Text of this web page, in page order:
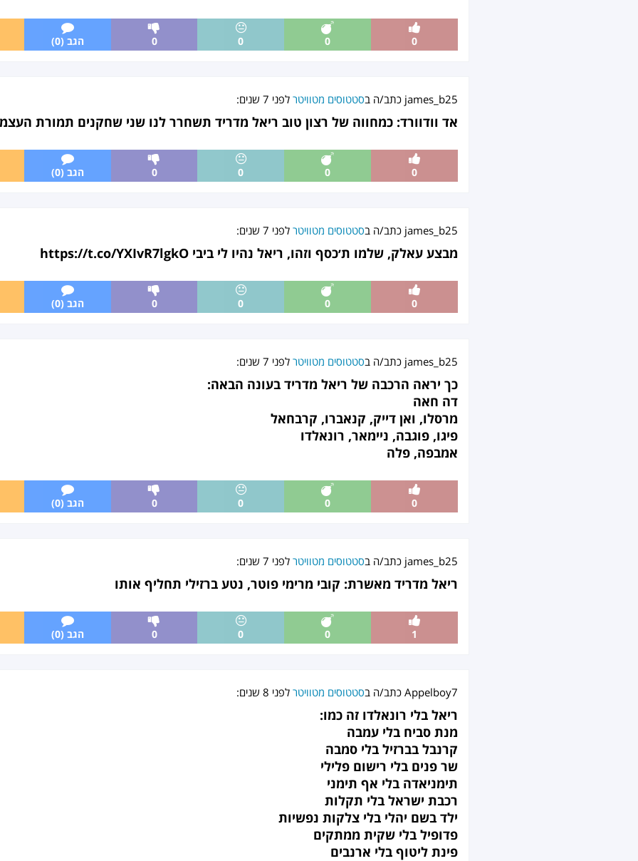
0
0
0
0 הגב (0)
james_b25 כתב/ה בסטטוסים מטוויטר לפני 7 שנים :
אד וודוורד: כמחווה של רצון טוב ריאל מדריד תשחרר לנו שני שחקנים תמורת
0
0
0
0 הגב (0)
james_b25 כתב/ה בסטטוסים מטוויטר לפני 7 שנים :
מבצע עאלק, שלמו ת׳כסף וזהו, ריאל נהיו לי ביבי https://t.co/YXIvR7lgkO
0
0
0
0 הגב (0)
james_b25 כתב/ה בסטטוסים מטוויטר לפני 7 שנים :
כך יראה הרכבה של ריאל מדריד בעונה הבאה:
דה חאה
מרסלו, ואן דייק, קנאברו, קרבחאל
פיגו, פוגבה, ניימאר, רונאלדו
אמבפה, פלה
0
0
0
0 הגב (0)
james_b25 כתב/ה בסטטוסים מטוויטר לפני 7 שנים :
ריאל מדריד מאשרת: קובי מרימי פוטר, נטע ברזילי תחליף אותו
1
0
0
0 הגב (0)
Appelboy7 כתב/ה בסטטוסים מטוויטר לפני 8 שנים :
ריאל בלי רונאלדו זה כמו:
מנת סביח בלי עמבה
קרנבל בברזיל בלי סמבה
שר פנים בלי רישום פלילי
תימניאדה בלי אף תימני
רכבת ישראל בלי תקלות
ילד בשם יהלי בלי צלקות נפשיות
פדופיל בלי שקית ממתקים
פינת ליטוף בלי ארנבים